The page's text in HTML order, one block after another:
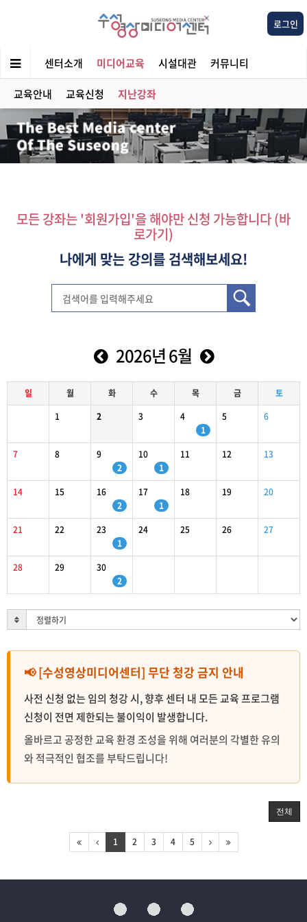
로그인
센터소개 미디어교육 시설대관 커뮤니티
교육안내 교육신청 지난강좌
모든 강좌는 '회원가입'을 해야만 신청 가능합니다 (바
로가기)
나에게 맞는 강의를 검색해보세요!
2026년 6월
일 월 화 수 목 금
토
1
2 3
4
1
5 6
7 8
9
2
10
1
11 12 13
14 15
16
2
17
1
18 19 20
21 22
23
1
24 25 26 27
28 29
30
2
📢 [수성영상미디어센터] 무단 청강 금지 안내
사전 신청 없는 임의 청강 시, 향후 센터 내 모든 교육 프로그램
신청이 전면 제한되는 불이익이 발생합니다.
올바르고 공정한 교육 환경 조성을 위해 여러분의 각별한 유의
와 적극적인 협조를 부탁드립니다!
전체
1 2 3 4 5